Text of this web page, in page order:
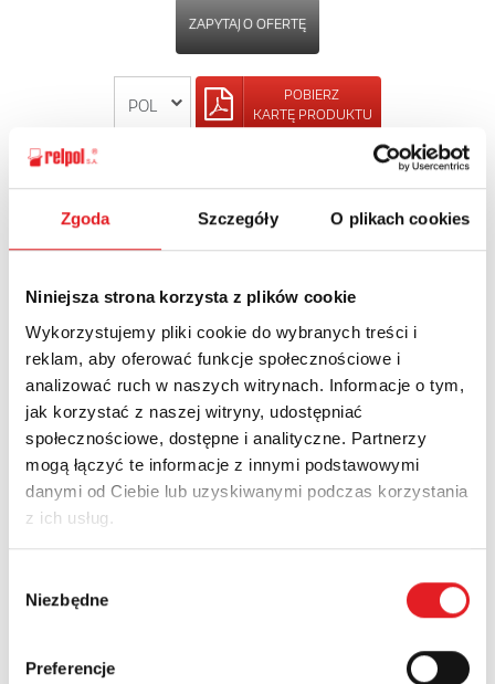
Zgoda Szczegóły O plikach cookies
Niniejsza strona korzysta z plików cookie
Wykorzystujemy pliki cookie do wybranych treści i
reklam, aby oferować funkcje społecznościowe i
analizować ruch w naszych witrynach. Informacje o tym,
jak korzystać z naszej witryny, udostępniać
społecznościowe, dostępne i analityczne. Partnerzy
mogą łączyć te informacje z innymi podstawowymi
danymi od Ciebie lub uzyskiwanymi podczas korzystania
z ich usług.
zgody
Niezbędne
Preferencje
ZAPYTAJ O OFERTĘ
POBIERZ
KARTĘ PRODUKTU
Zapytaj o szczegóły oferty
Imię i nazwisko: *
Adres e-mail: *